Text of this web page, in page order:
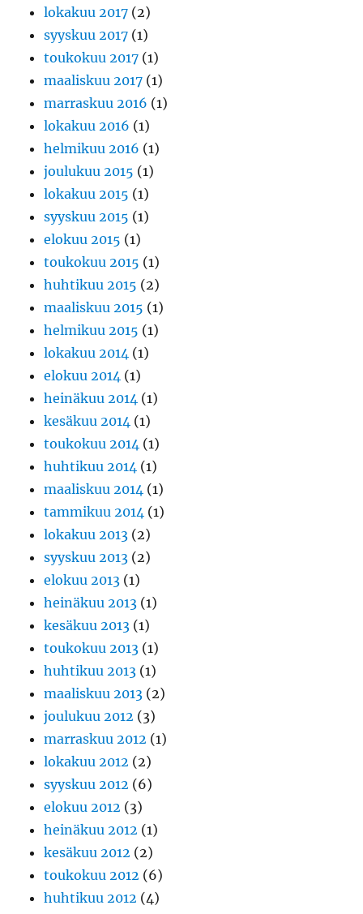
lokakuu 2017 (2)
syyskuu 2017 (1)
toukokuu 2017 (1)
maaliskuu 2017 (1)
marraskuu 2016 (1)
lokakuu 2016 (1)
helmikuu 2016 (1)
joulukuu 2015 (1)
lokakuu 2015 (1)
syyskuu 2015 (1)
elokuu 2015 (1)
toukokuu 2015 (1)
huhtikuu 2015 (2)
maaliskuu 2015 (1)
helmikuu 2015 (1)
lokakuu 2014 (1)
elokuu 2014 (1)
heinäkuu 2014 (1)
kesäkuu 2014 (1)
toukokuu 2014 (1)
huhtikuu 2014 (1)
maaliskuu 2014 (1)
tammikuu 2014 (1)
lokakuu 2013 (2)
syyskuu 2013 (2)
elokuu 2013 (1)
heinäkuu 2013 (1)
kesäkuu 2013 (1)
toukokuu 2013 (1)
huhtikuu 2013 (1)
maaliskuu 2013 (2)
joulukuu 2012 (3)
marraskuu 2012 (1)
lokakuu 2012 (2)
syyskuu 2012 (6)
elokuu 2012 (3)
heinäkuu 2012 (1)
kesäkuu 2012 (2)
toukokuu 2012 (6)
huhtikuu 2012 (4)